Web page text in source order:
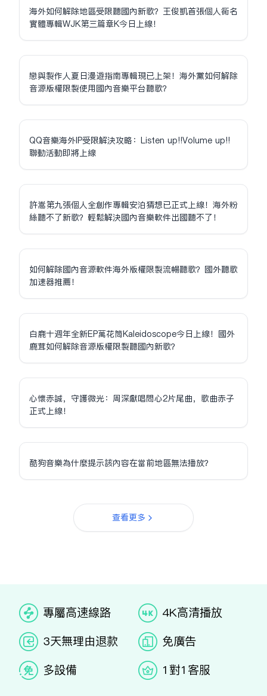
海外如何解除地區受限聽國內新歌？王俊凱首張個人同名
實體專輯WJK第三篇章K今日上線！
戀與製作人夏日漫遊指南專輯現已上架！海外黨如何解除
音源版權限制使用國內音樂平台聽歌？
QQ音樂海外IP受限解決攻略：Listen up!!Volume up!!
聯動活動即將上線
許嵩第九張個人全創作專輯安泊猜想已正式上線！海外粉
絲聽不了新歌？輕鬆解決國內音樂軟件出國聽不了！
如何解除國內音源軟件海外版權限制流暢聽歌？國外聽歌
加速器推薦！
白鹿十週年全新EP萬花筒Kaleidoscope今日上線！國外
鹿茸如何解除音源版權限制聽國內新歌？
心懷赤誠，守護微光：周深獻唱問心2片尾曲，歌曲赤子
正式上線！
酷狗音樂為什麼提示該內容在當前地區無法播放？
查看更多
专属高速线路
4K高清播放
3天无理由退款
免广告
多设备
1对1客服